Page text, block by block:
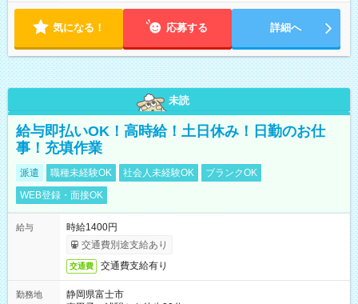
気になる！ 応募する 詳細へ
未読
給与即払いOK！高時給！土日休み！日勤のお仕
事！充填作業
派遣 職種未経験OK 社会人未経験OK
ブランクOK
WEB登録・面接OK
給与
時給1400円
交通費別途支給あり
交通費 交通費支給有り
勤務地
静岡県富士市